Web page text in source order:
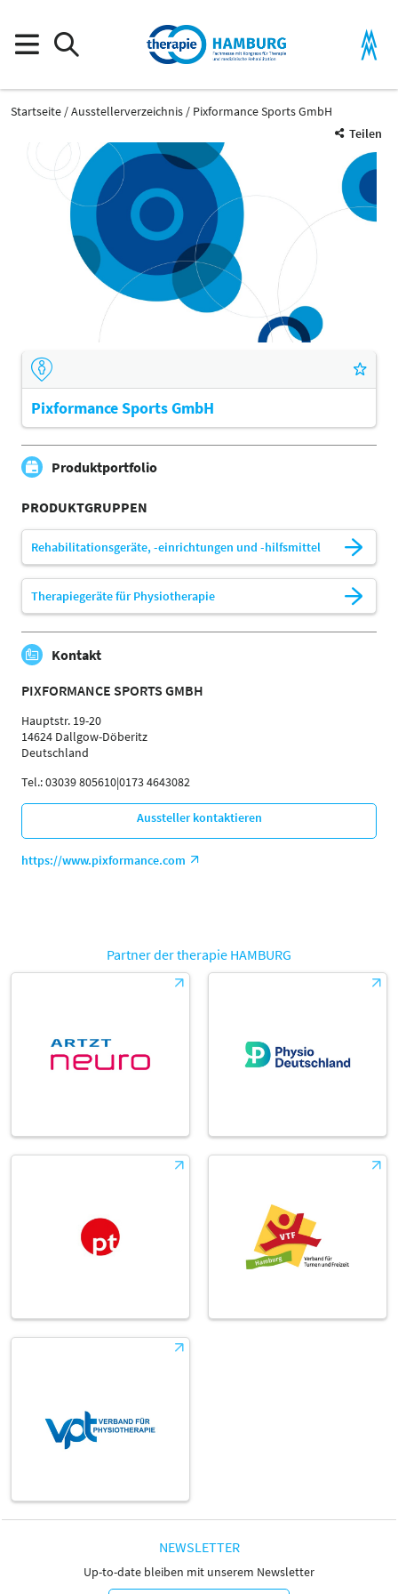
Startseite Ausstellerverzeichnis
Pixformance Sports GmbH
Teilen
Pixformance Sports GmbH
Produktportfolio
PRODUKTGRUPPEN
Rehabilitationsgeräte, -einrichtungen und -hilfsmittel
Therapiegeräte für Physiotherapie
Kontakt
PIXFORMANCE SPORTS GMBH
Hauptstr. 19-20
14624 Dallgow-Döberitz
Deutschland
Tel.: 03039 805610|0173 4643082
Aussteller kontaktieren
https://www.pixformance.com
Partner der therapie HAMBURG
NEWSLETTER
Up-to-date bleiben mit unserem Newsletter